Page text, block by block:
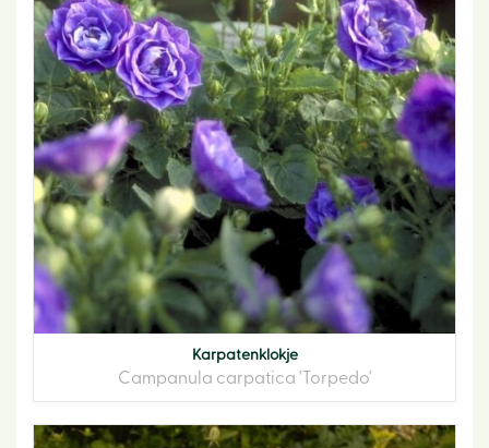
Karpatenklokje
Campanula carpatica 'Torpedo'